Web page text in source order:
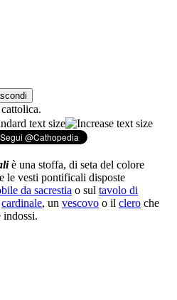
è una stoffa, di seta del colore
le vesti pontificali disposte
da sacrestia o sul tavolo di
cardinale, un vescovo o il clero che